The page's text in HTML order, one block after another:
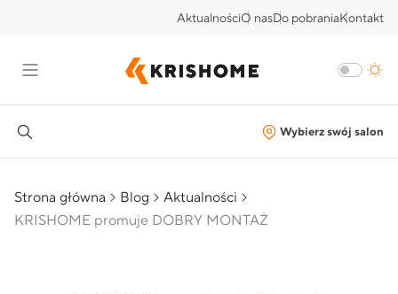
AktualnościO nasDo pobraniaKontakt
Wybierz swój salon
Strona główna Blog
Aktualności
KRISHOME promuje DOBRY MONTAŻ